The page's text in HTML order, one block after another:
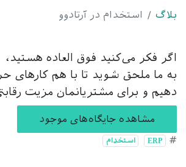
بلاگ استخدام در آرتادوو
اگر فکر می‌کنید فوق العاده هستید،
به ما ملحق شوید تا با هم کارهای
دهیم و برای مشتریانمان مزیت
مشاهده جایگاه‌های موجود
#
ERP استخدام